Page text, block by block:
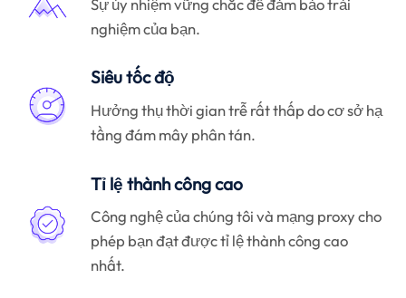
Sự ủy nhiệm vững chắc để đảm bảo trải
nghiệm của bạn.
Siêu tốc độ
Hưởng thụ thời gian trễ rất thấp do cơ sở hạ
tầng đám mây phân tán.
Tỉ lệ thành công cao
Công nghệ của chúng tôi và mạng proxy cho
phép bạn đạt được tỉ lệ thành công cao
nhất.